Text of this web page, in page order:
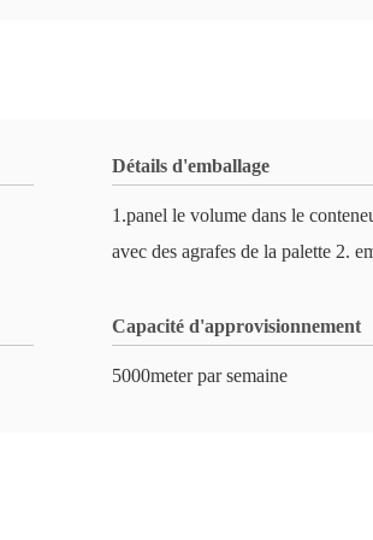
Détails d'emballage
1.panel le volume dans le
avec des agrafes de la palette 2.
Capacité d'approvisionnement
5000meter par semaine